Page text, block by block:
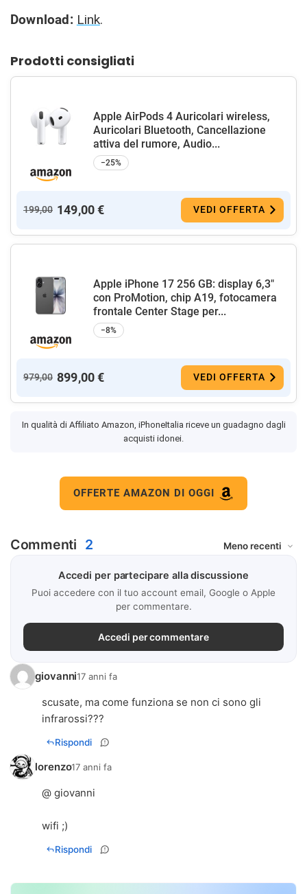
Download: Link.
Prodotti consigliati
Apple AirPods 4 Auricolari wireless,
Auricolari Bluetooth, Cancellazione
attiva del rumore, Audio...
−25%
199,00 149,00 € VEDI OFFERTA
Apple iPhone 17 256 GB: display 6,3"
con ProMotion, chip A19, fotocamera
frontale Center Stage per...
−8%
979,00 899,00 € VEDI OFFERTA
In qualità di Affiliato Amazon, iPhoneItalia riceve un guadagno dagli
acquisti idonei.
OFFERTE AMAZON DI OGGI
Commenti 2
Accedi per partecipare alla discussione
Puoi accedere con il tuo account email, Google o Apple
per commentare.
Accedi per commentare
giovanni17 anni fa
scusate, ma come funziona se non ci sono gli
infrarossi???
Rispondi
lorenzo17 anni fa
@ giovanni
wifi ;)
Rispondi